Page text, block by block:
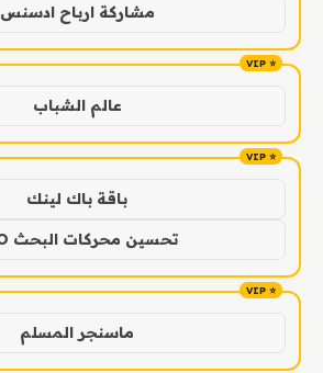
مشاركة ارباح ادسنس
عالم الشباب
باقة باك لينك
تحسين محركات البحث SEO
ماسنجر المسلم